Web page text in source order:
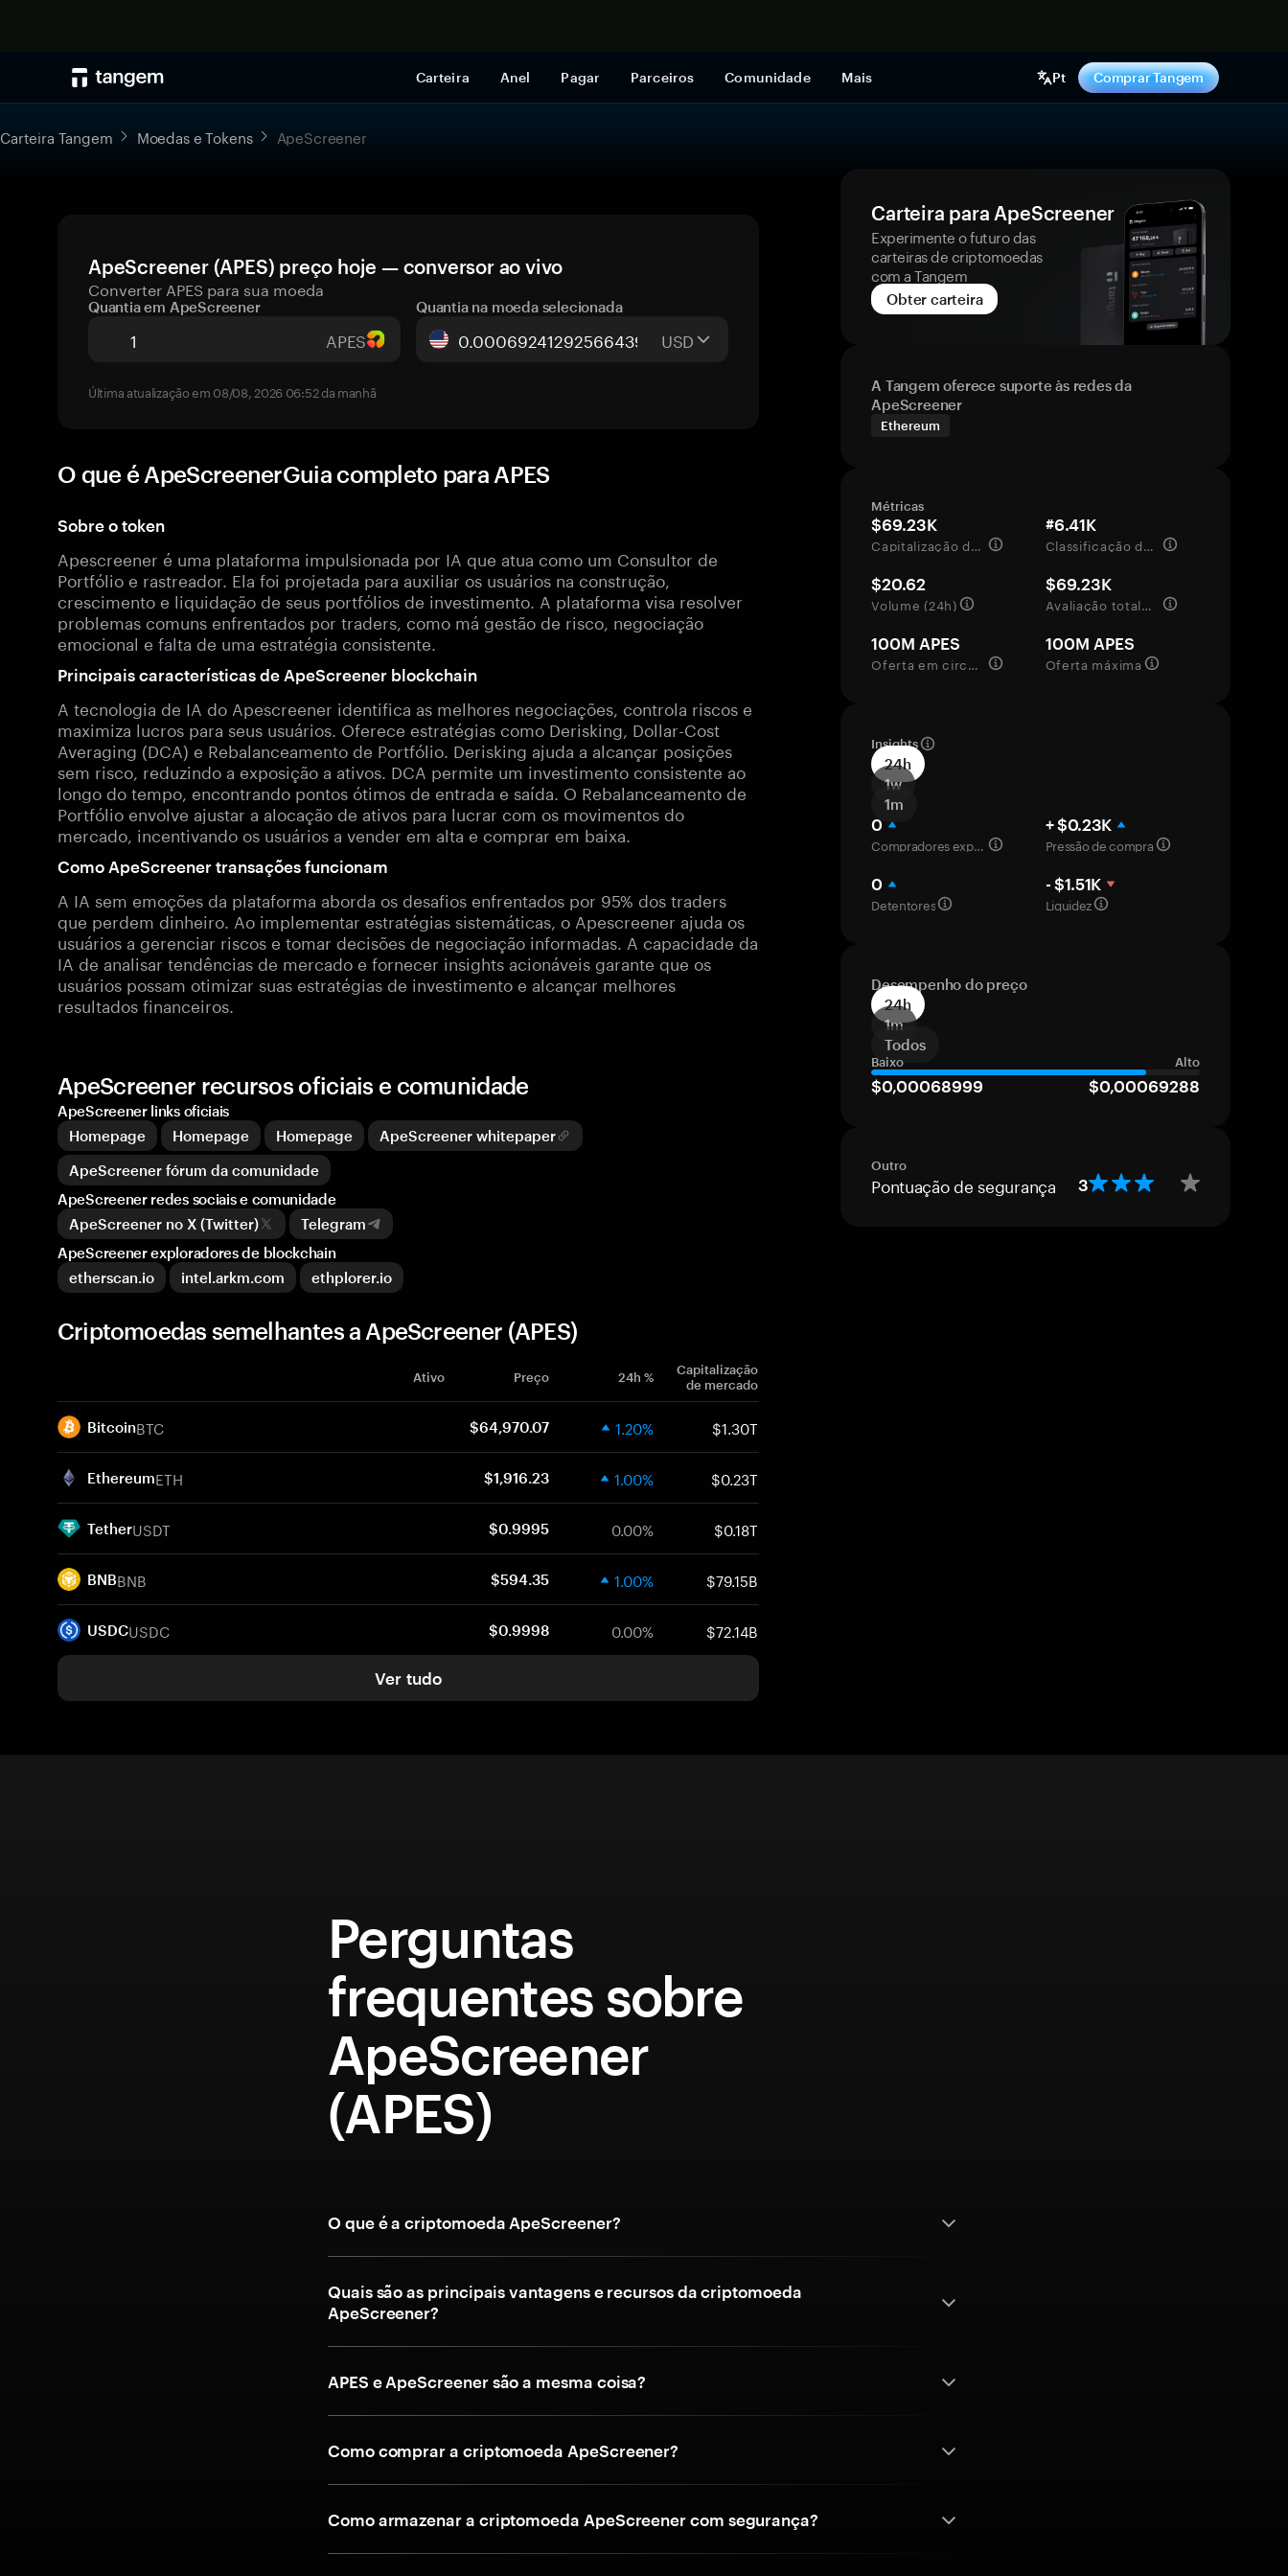
Carteira Anel Pagar Parceiros Comunidade Mais Pt Comprar Tangem
Carteira Tangem Moedas e Tokens ApeScreener
ApeScreener (APES) preço hoje — conversor ao vivo
Converter APES para sua moeda
Quantia em ApeScreener
APES
Quantia na moeda selecionada
USD
Última atualização em 08/08, 2026 06:52 da manhã
O que é ApeScreenerGuia completo para APES
Sobre o token
Apescreener é uma plataforma impulsionada por IA que atua como um Consultor de
Portfólio e rastreador. Ela foi projetada para auxiliar os usuários na construção,
crescimento e liquidação de seus portfólios de investimento. A plataforma visa resolver
problemas comuns enfrentados por traders, como má gestão de risco, negociação
emocional e falta de uma estratégia consistente.
Principais características de ApeScreener blockchain
A tecnologia de IA do Apescreener identifica as melhores negociações, controla riscos e
maximiza lucros para seus usuários. Oferece estratégias como Derisking, Dollar-Cost
Averaging (DCA) e Rebalanceamento de Portfólio. Derisking ajuda a alcançar posições
sem risco, reduzindo a exposição a ativos. DCA permite um investimento consistente ao
longo do tempo, encontrando pontos ótimos de entrada e saída. O Rebalanceamento de
Portfólio envolve ajustar a alocação de ativos para lucrar com os movimentos do
mercado, incentivando os usuários a vender em alta e comprar em baixa.
Como ApeScreener transações funcionam
A IA sem emoções da plataforma aborda os desafios enfrentados por 95% dos traders
que perdem dinheiro. Ao implementar estratégias sistemáticas, o Apescreener ajuda os
usuários a gerenciar riscos e tomar decisões de negociação informadas. A capacidade da
IA de analisar tendências de mercado e fornecer insights acionáveis garante que os
usuários possam otimizar suas estratégias de investimento e alcançar melhores
resultados financeiros.
Carteira para ApeScreener
Experimente o futuro das
carteiras de criptomoedas
com a Tangem
Obter carteira
A Tangem oferece suporte às redes da
ApeScreener
Ethereum
Métricas
$69.23K
Capitalização de mercado
#6.41K
Classificação de mercado
$20.62
Volume (24h)
$69.23K
Avaliação totalmente diluída
100M APES
Oferta em circulação
100M APES
Oferta máxima
Insights
24h
1w
1m
0
Compradores experientes
+ $0.23K
Pressão de compra
0
Detentores
- $1.51K
Liquidez
Desempenho do preço
24h
1m
Todos
Baixo Alto
$0,00068999 $0,00069288
Outro
Pontuação de segurança 3
ApeScreener recursos oficiais e comunidade
ApeScreener links oficiais
Homepage
Homepage Homepage
ApeScreener whitepaper
ApeScreener fórum da comunidade
ApeScreener redes sociais e comunidade
ApeScreener no X (Twitter)
Telegram
ApeScreener exploradores de blockchain
etherscan.io
intel.arkm.com ethplorer.io
Criptomoedas semelhantes a ApeScreener (APES)
Ativo Preço 24h %
Capitalização
de mercado
BitcoinBTC $64,970.07 1.20% $1.30T
EthereumETH $1,916.23 1.00% $0.23T
TetherUSDT $0.9995 0.00% $0.18T
BNBBNB $594.35 1.00% $79.15B
USDCUSDC $0.9998 0.00% $72.14B
Ver tudo
Perguntas
frequentes sobre
ApeScreener
(APES)
O que é a criptomoeda ApeScreener?
Quais são as principais vantagens e recursos da criptomoeda
ApeScreener?
APES e ApeScreener são a mesma coisa?
Como comprar a criptomoeda ApeScreener?
Como armazenar a criptomoeda ApeScreener com segurança?